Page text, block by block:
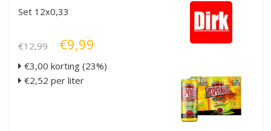
Set 12x0,33
€12,99 €9,99
€3,00 korting (23%)
€2,52 per liter